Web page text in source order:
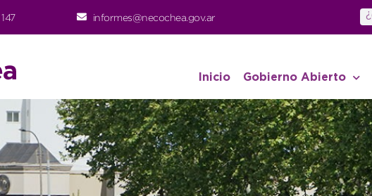
147 informes@necochea.gov.ar
Inicio Gobierno Abierto